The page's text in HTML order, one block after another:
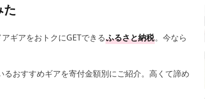
ギアをおトクにGETできるふるさと納税。今なら
おすすめギアを寄付金額別にご紹介。高くて諦め